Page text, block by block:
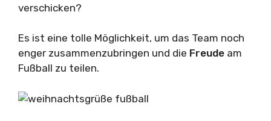
verschicken?
Es ist eine tolle Möglichkeit, um das Team noch
enger zusammenzubringen und die Freude am
Fußball zu teilen.